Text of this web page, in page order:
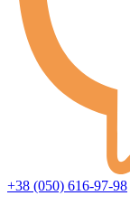
+38 (050) 616-97-98